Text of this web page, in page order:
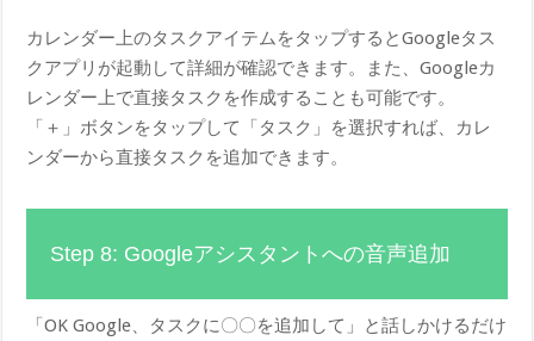
カレンダー上のタスクアイテムをタップするとGoogleタス
クアプリが起動して詳細が確認できます。また、Googleカ
レンダー上で直接タスクを作成することも可能です。
「＋」ボタンをタップして「タスク」を選択すれば、カレ
ンダーから直接タスクを追加できます。
Step 8: Googleアシスタントへの音声追加
「OK Google、タスクに〇〇を追加して」と話しかけるだけ